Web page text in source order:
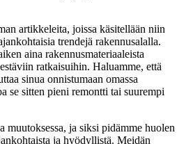
artikkeleita, joissa käsitellään niin
trendejä rakennusalalla.
aina rakennusmateriaaleista
ratkaisuihin. Haluamme, että
sinua onnistumaan omassa
se sitten pieni remontti tai suurempi
muutoksessa, ja siksi pidämme huolen
ja hyödyllistä. Meidän